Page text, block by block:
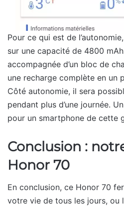
Pour ce qui est de
sur une capacité de 4800
accompagnée d’un bloc de
une recharge complète en un
Côté autonomie, il sera
pendant plus d’une journée.
pour un smartphone de cette
Conclusion :
Honor 70
En conclusion, ce Honor 70
votre vie de tous les jours, ou